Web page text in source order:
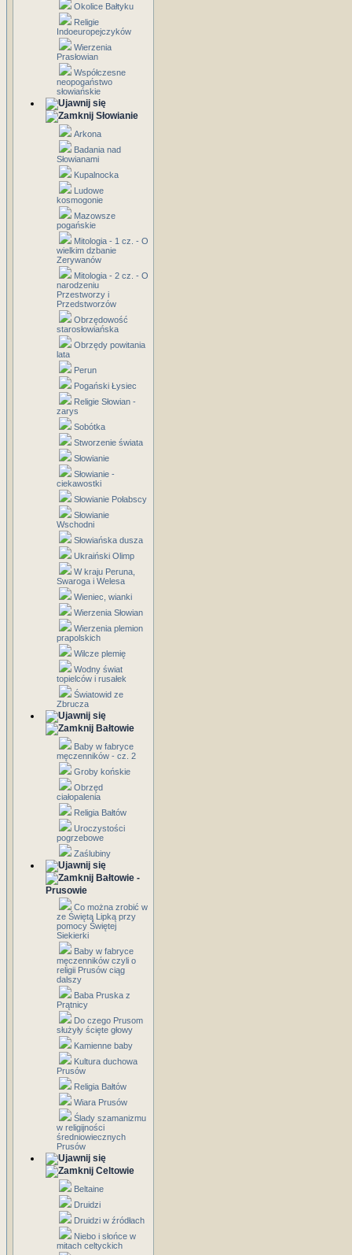
Okolice Bałtyku
Religie
Indoeuropejczyków
Wierzenia
Prasłowian
Współczesne
neopogaństwo
słowiańskie
Słowianie
Arkona
Badania nad
Słowianami
Kupalnocka
Ludowe
kosmogonie
Mazowsze
pogańskie
Mitologia - 1 cz. - O
wielkim dzbanie
Zerywanów
Mitologia - 2 cz. - O
narodzeniu
Przestworzy i
Przedstworzów
Obrzędowość
starosłowiańska
Obrzędy powitania
lata
Perun
Pogański Łysiec
Religie Słowian -
zarys
Sobótka
Stworzenie świata
Słowianie
Słowianie -
ciekawostki
Słowianie Połabscy
Słowianie
Wschodni
Słowiańska dusza
Ukraiński Olimp
W kraju Peruna,
Swaroga i Welesa
Wieniec, wianki
Wierzenia Słowian
Wierzenia plemion
prapolskich
Wilcze plemię
Wodny świat
topielców i rusałek
Światowid ze
Zbrucza
Bałtowie
Baby w fabryce
męczenników - cz. 2
Groby końskie
Obrzęd
ciałopalenia
Religia Bałtów
Uroczystości
pogrzebowe
Zaślubiny
Bałtowie -
Prusowie
Co można zrobić w
ze Świętą Lipką przy
pomocy Świętej
Siekierki
Baby w fabryce
męczenników czyli o
religii Prusów ciąg
dalszy
Baba Pruska z
Prątnicy
Do czego Prusom
służyły ścięte głowy
Kamienne baby
Kultura duchowa
Prusów
Religia Bałtów
Wiara Prusów
Ślady szamanizmu
w religijności
średniowiecznych
Prusów
Celtowie
Beltaine
Druidzi
Druidzi w źródłach
Niebo i słońce w
mitach celtyckich